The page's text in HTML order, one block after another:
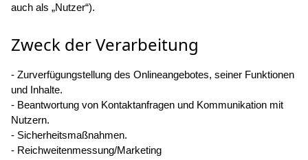
auch als „Nutzer“).
Zweck der Verarbeitung
- Zurverfügungstellung des Onlineangebotes, seiner Funktionen
und Inhalte.
- Beantwortung von Kontaktanfragen und Kommunikation mit
Nutzern.
- Sicherheitsmaßnahmen.
- Reichweitenmessung/Marketing